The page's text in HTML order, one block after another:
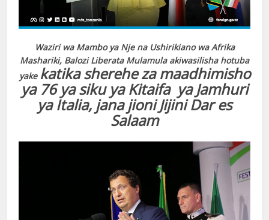
Waziri wa Mambo ya Nje na Ushirikiano wa Afrika
Mashariki, Balozi Liberata Mulamula akiwasilisha hotuba
yake katika sherehe za maadhimisho
ya 76 ya siku ya Kitaifa ya Jamhuri
ya Italia, jana jioni Jijini Dar es
Salaam